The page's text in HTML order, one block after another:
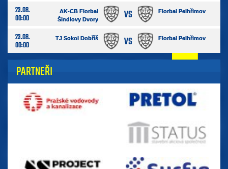
23.08.
00:00
AK-CB Florbal
Šindlovy Dvory
VS Florbal Pelhřimov
23.08.
00:00
TJ Sokol Dobříš VS Florbal Pelhřimov
PARTNEŘI